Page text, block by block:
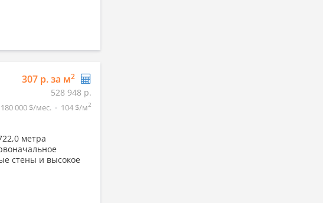
307 р. за м2
528 948 р.
000 $/мес. 104 $/м2
метра
стены и высокое